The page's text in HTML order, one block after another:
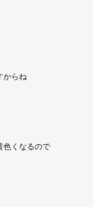
からね
色くなるので